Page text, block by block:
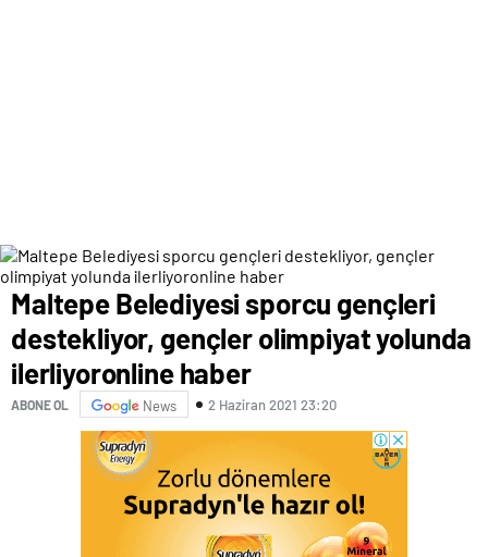
Maltepe Belediyesi sporcu gençleri
destekliyor, gençler olimpiyat yolunda
ilerliyoronline haber
ABONE OL News 2 Haziran 2021 23:20